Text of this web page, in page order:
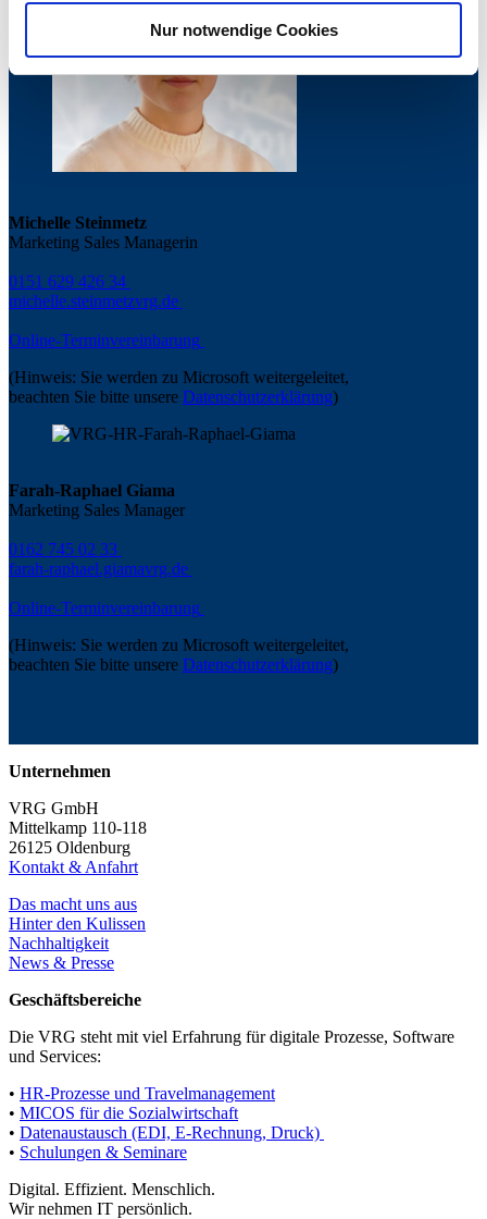
Informationen entnehmen Sie unserer
Datenschutzerklärung für diese Website.
Nur notwendige Cookies
Michelle Steinmetz
Marketing Sales Managerin
0151 629 426 34
michelle.steinmetzvrg.de
Online-Terminvereinbarung
(Hinweis: Sie werden zu Microsoft weitergeleitet,
beachten Sie bitte unsere Datenschutzerklärung)
Farah-Raphael Giama
Marketing Sales Manager
0162 745 02 33
farah-raphael.giamavrg.de
Online-Terminvereinbarung
(Hinweis: Sie werden zu Microsoft weitergeleitet,
beachten Sie bitte unsere Datenschutzerklärung)
Unternehmen
VRG GmbH
Mittelkamp 110-118
26125 Oldenburg
Kontakt & Anfahrt
Das macht uns aus
Hinter den Kulissen
Nachhaltigkeit
News & Presse
Geschäftsbereiche
Die VRG steht mit viel Erfahrung für digitale Prozesse, Software
und Services:
• HR-Prozesse und Travelmanagement
• MICOS für die Sozialwirtschaft
• Datenaustausch (EDI, E-Rechnung, Druck)
• Schulungen & Seminare
Digital. Effizient. Menschlich.
Wir nehmen IT persönlich.